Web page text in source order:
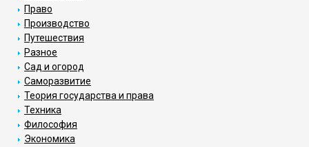
Право
Производство
Путешествия
Разное
Сад и огород
Саморазвитие
Теория государства и права
Техника
Философия
Экономика